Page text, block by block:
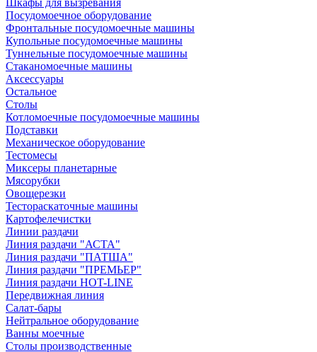
Шкафы для вызревания
Посудомоечное оборудование
Фронтальные посудомоечные машины
Купольные посудомоечные машины
Туннельные посудомоечные машины
Стаканомоечные машины
Аксессуары
Остальное
Столы
Котломоечные посудомоечные машины
Подставки
Механическое оборудование
Тестомесы
Миксеры планетарные
Мясорубки
Овощерезки
Тестораскаточные машины
Картофелечистки
Линии раздачи
Линия раздачи "АСТА"
Линия раздачи "ПАТША"
Линия раздачи "ПРЕМЬЕР"
Линия раздачи HOT-LINE
Передвижная линия
Салат-бары
Нейтральное оборудование
Ванны моечные
Столы производственные